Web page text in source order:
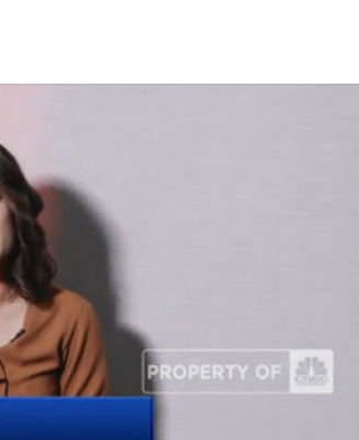
mencabut izin usaha PT Asuransi Jiwa
tidak dapat memenuhi rasio solvabilitas
menyebutkan OJK sebelum mencabut
3 kali hingga pembatasan kegiatan usaha
OJK memastikan pemenuhan hak
Safrina Nasution dengan Kepala Eksekutif
Dewan Komisioner Otoritas Jasa
CNBC Indonesia Indonesia (Jum'at,